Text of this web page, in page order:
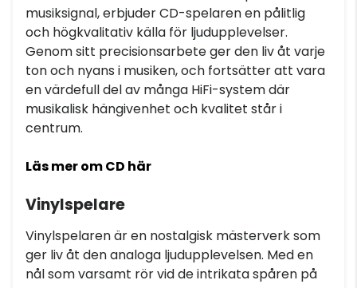
musiksignal, erbjuder CD-spelaren en pålitlig
och högkvalitativ källa för ljudupplevelser.
Genom sitt precisionsarbete ger den liv åt varje
ton och nyans i musiken, och fortsätter att vara
en värdefull del av många HiFi-system där
musikalisk hängivenhet och kvalitet står i
centrum.
Läs mer om CD här
Vinylspelare
Vinylspelaren är en nostalgisk mästerverk som
ger liv åt den analoga ljudupplevelsen. Med en
nål som varsamt rör vid de intrikata spåren på